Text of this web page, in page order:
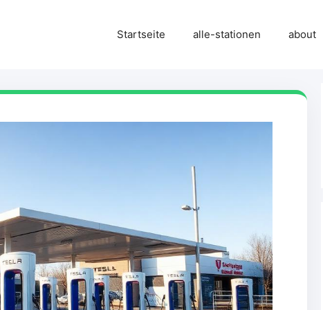
Startseite alle-stationen about